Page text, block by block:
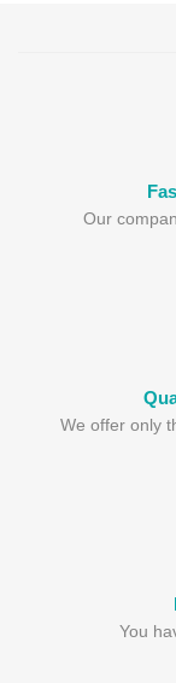
Our
We offer only
You